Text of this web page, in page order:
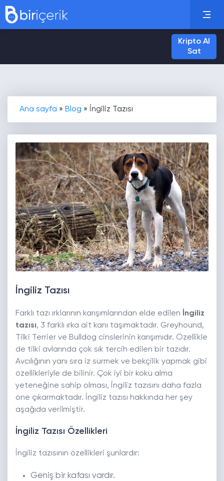
Kripto Al
Sat
Ana sayfa » Blog » İngiliz Tazısı
İngiliz Tazısı
Farklı tazı ırklarının karışımlarından elde edilen İngiliz
tazısı, 3 farklı ırka ait kanı taşımaktadır. Greyhound,
Tilki Terrier ve Bulldog cinslerinin karışımıdır. Özellikle
de tilki avlarında çok sık tercih edilen bir tazıdır.
Avcılığının yanı sıra iz sürmek ve bekçilik yapmak gibi
özellikleriyle de bilinir. Çok iyi bir koku alma
yeteneğine sahip olması, İngiliz tazısını daha fazla
öne çıkarmaktadır. İngiliz tazısı hakkında her şey
aşağıda verilmiştir.
İngiliz Tazısı Özellikleri
İngiliz tazısının özellikleri şunlardır:
Geniş bir kafası vardır.